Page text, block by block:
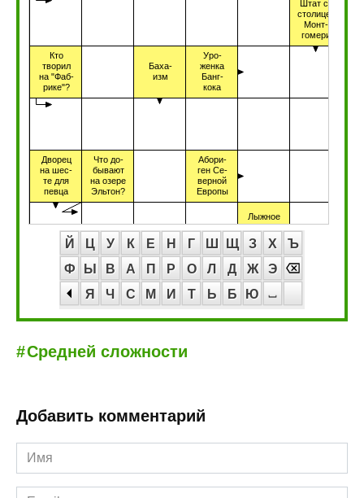
Й Ц У К Е Н Г Ш Щ З Х
Ъ
Ф
Ы В А П Р О Л Д Ж
Э
Я
Ч С М И Т Ь Б Ю
Средней сложности
Добавить комментарий
Имя
*
Email